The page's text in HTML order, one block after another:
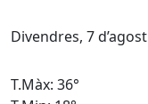
Divendres, 7 d’agost
T.Màx: 36°